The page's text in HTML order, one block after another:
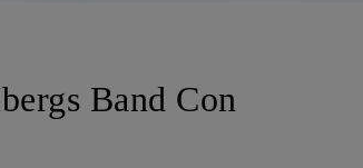
Band Con